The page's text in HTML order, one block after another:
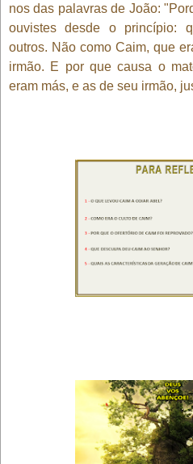
nos das palavras de João:
ouvistes desde o princípio:
outros. Não como Caim, que
irmão. E por que causa o
eram más, e as de seu irmão,